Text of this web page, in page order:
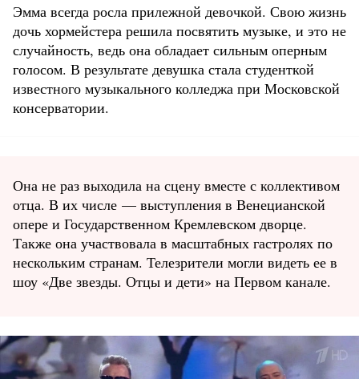
Эмма всегда росла прилежной девочкой. Свою жизнь
дочь хормейстера решила посвятить музыке, и это не
случайность, ведь она обладает сильным оперным
голосом. В результате девушка стала студенткой
известного музыкального колледжа при Московской
консерватории.
Она не раз выходила на сцену вместе с коллективом
отца. В их числе — выступления в Венецианской
опере и Государственном Кремлевском дворце.
Также она участвовала в масштабных гастролях по
нескольким странам. Телезрители могли видеть ее в
шоу «Две звезды. Отцы и дети» на Первом канале.